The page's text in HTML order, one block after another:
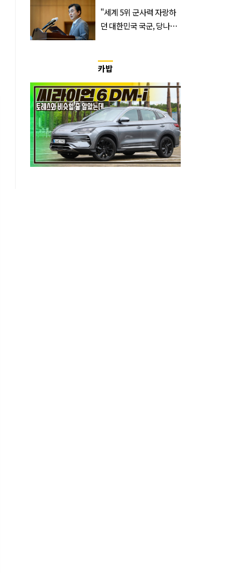
"세계 5위 군사력 자랑하
던 대한민국 국군, 당나라
카밥